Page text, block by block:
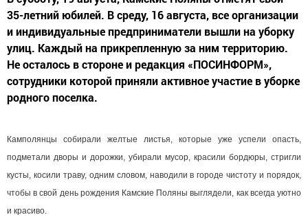
35-летний юбилей. В среду, 16 августа, все организации
и индивидуальные предприниматели вышли на уборку
улиц. Каждый на прикрепленную за ним территорию.
Не осталось в стороне и редакция «ПОСИНФОРМ»,
сотрудники которой приняли активное участие в уборке
родного поселка.
Камполянцы собирали желтые листья, которые уже успели опасть,
подметали дворы и дорожки, убирали мусор, красили бордюры, стригли
кусты, косили траву, одним словом, наводили в городе чистоту и порядок,
чтобы в свой день рождения Камские Поляны выглядели, как всегда уютно
и красиво.